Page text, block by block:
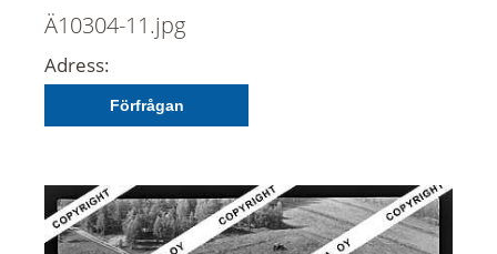
Ä10304-11.jpg
Adress:
Förfrågan